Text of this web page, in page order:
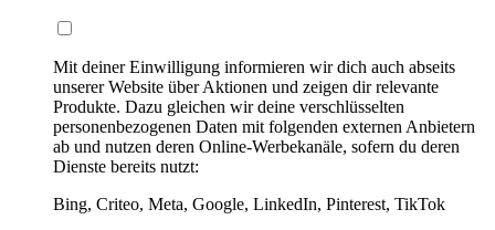
Mit deiner Einwilligung informieren wir dich auch abseits
unserer Website über Aktionen und zeigen dir relevante
Produkte. Dazu gleichen wir deine verschlüsselten
personenbezogenen Daten mit folgenden externen Anbietern
ab und nutzen deren Online-Werbekanäle, sofern du deren
Dienste bereits nutzt:
Bing, Criteo, Meta, Google, LinkedIn, Pinterest, TikTok